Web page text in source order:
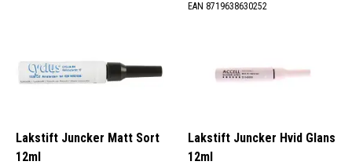
EAN 8719638630252
Lakstift Juncker Matt Sort
12ml
Lakstift Juncker Hvid Glans
12ml